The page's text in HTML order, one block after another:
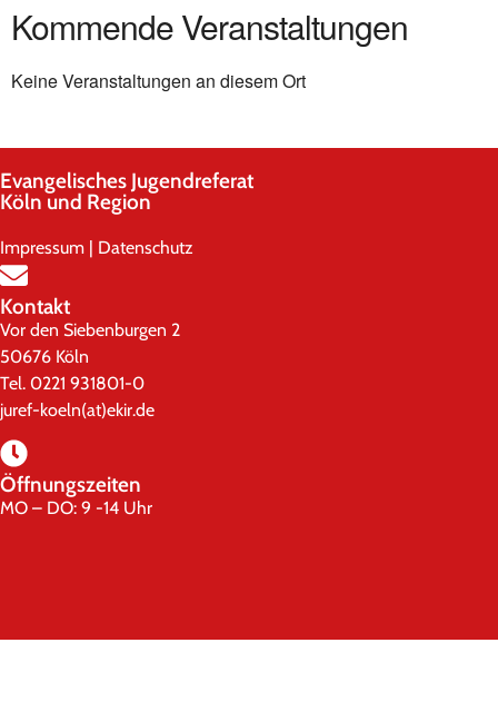
Kommende Veranstaltungen
Keine Veranstaltungen an diesem Ort
Evangelisches Jugendreferat
Köln und Region
Impressum | Datenschutz
Kontakt
Vor den Siebenburgen 2
50676 Köln
Tel. 0221 931801-0
juref-koeln(at)ekir.de
Öffnungszeiten
MO – DO: 9 -14 Uhr